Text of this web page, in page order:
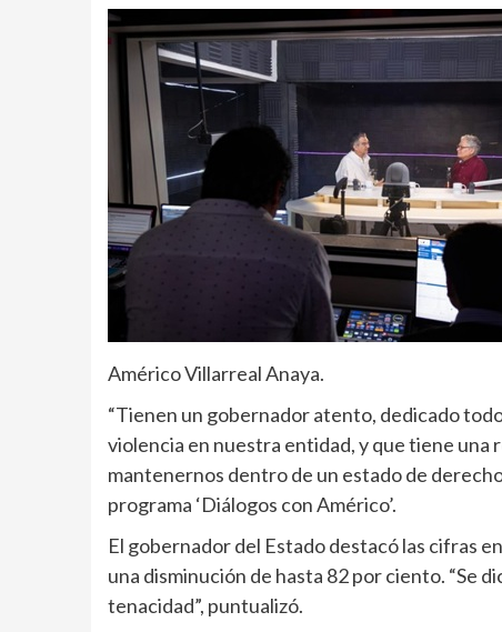
Américo Villarreal Anaya.
“Tienen un gobernador atento, dedicado
violencia en nuestra entidad, y que tiene una
mantenernos dentro de un estado de
programa ‘Diálogos con Américo’.
El gobernador del Estado destacó las cifras
una disminución de hasta 82 por ciento. “Se
tenacidad”, puntualizó.